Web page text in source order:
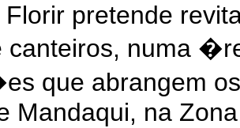
pretende
numa
que abrangem
Mandaqui, na